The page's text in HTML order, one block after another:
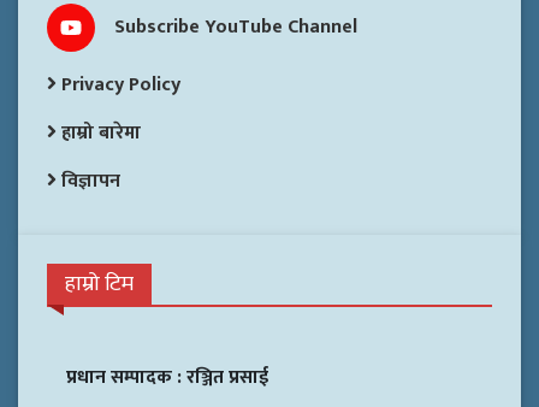
Subscribe YouTube Channel
Privacy Policy
हाम्रो बारेमा
विज्ञापन
हाम्रो टिम
प्रधान सम्पादक :रञ्जित प्रसाई